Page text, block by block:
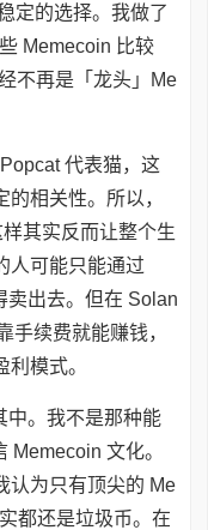
定的选择。我做了
Memecoin 比较
不再是「龙头」Me
代表猫，这
相关性。所以，
其实反而让整个生
人可能只能通过
卖出去。但在 Solan
手续费就能赚钱，
模式。
中。我不是那种能
Memecoin 文化。
认为只有顶尖的 Me
都还是垃圾币。在